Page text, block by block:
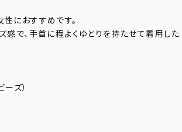
におすすめです。
感で、手首に程よくゆとりを持たせて着用した
ズ）